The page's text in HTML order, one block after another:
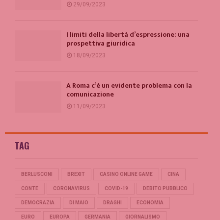
29/09/2023
I limiti della libertà d’espressione: una
prospettiva giuridica
18/09/2023
A Roma c’è un evidente problema con la
comunicazione
11/09/2023
TAG
BERLUSCONI BREXIT CASINO ONLINE GAME CINA
CONTE CORONAVIRUS COVID-19 DEBITO PUBBLICO
DEMOCRAZIA DI MAIO DRAGHI ECONOMIA
EURO EUROPA GERMANIA GIORNALISMO